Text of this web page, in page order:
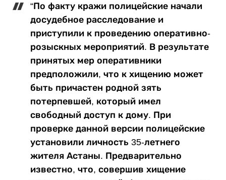
“По факту кражи полицейские начали
досудебное расследование и
приступили к проведению оперативно-
розыскных мероприятий. В результате
принятых мер оперативники
предположили, что к хищению может
быть причастен родной зять
потерпевшей, который имел
свободный доступ к дому. При
проверке данной версии полицейские
установили личность 35-летнего
жителя Астаны. Предварительно
известно, что, совершив хищение